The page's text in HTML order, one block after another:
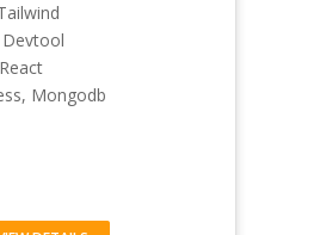
Mongodb